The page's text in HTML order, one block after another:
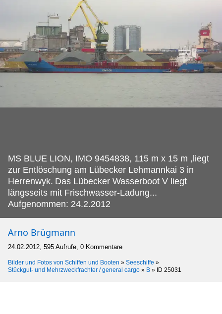
MS BLUE LION, IMO 9454838, 115 m x 15 m ,liegt
zur Entlöschung am Lübecker Lehmannkai 3 in
Herrenwyk. Das Lübecker Wasserboot V liegt
längsseits mit Frischwasser-Ladung...
Aufgenommen: 24.2.2012
Arno Brügmann
24.02.2012, 595 Aufrufe, 0 Kommentare
Bilder und Fotos von Schiffen und Booten » Seeschiffe »
Stückgut- und Mehrzweckfrachter / general cargo » B » ID 25031